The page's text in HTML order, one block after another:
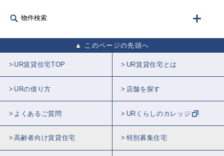
物件検索
このページの先頭へ
UR賃貸住宅TOP UR賃貸住宅とは
URの借り方 店舗を探す
よくあるご質問 URくらしのカレッジ
高齢者向け賃貸住宅 特別募集住宅